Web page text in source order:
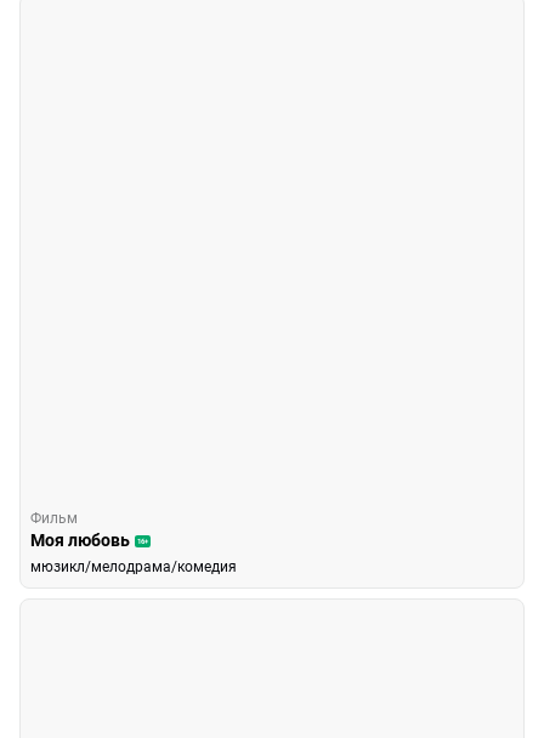
Фильм
Моя любовь 16+
мюзикл/мелодрама/комедия